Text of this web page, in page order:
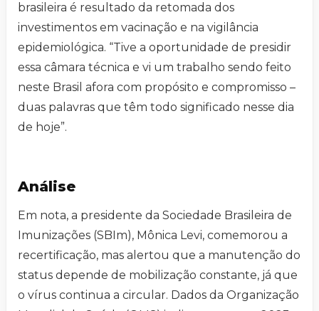
brasileira é resultado da retomada dos
investimentos em vacinação e na vigilância
epidemiológica. “Tive a oportunidade de presidir
essa câmara técnica e vi um trabalho sendo feito
neste Brasil afora com propósito e compromisso –
duas palavras que têm todo significado nesse dia
de hoje”.
Análise
Em nota, a presidente da Sociedade Brasileira de
Imunizações (SBIm), Mônica Levi, comemorou a
recertificação, mas alertou que a manutenção do
status depende de mobilização constante, já que
o vírus continua a circular. Dados da Organização